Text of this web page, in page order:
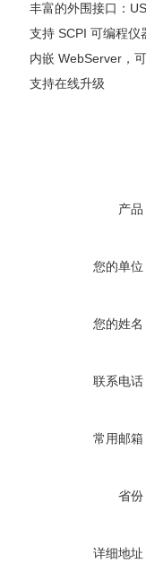
丰富的外围接口：
支持 SCPI 可编程仪
内嵌 WebServer，
支持在线升级
产品
您的单位
您的姓名
联系电话
常用邮箱
省份
详细地址